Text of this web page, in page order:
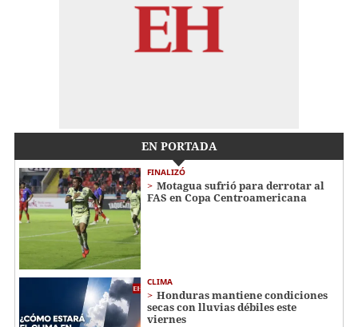
EN PORTADA
FINALIZÓ
Motagua sufrió para derrotar al
FAS en Copa Centroamericana
CLIMA
Honduras mantiene condiciones
secas con lluvias débiles este
viernes